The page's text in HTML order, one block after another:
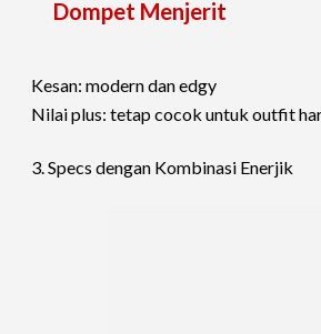
Dompet Menjerit
Kesan: modern dan edgy
Nilai plus: tetap cocok untuk outfit
3. Specs dengan Kombinasi Enerjik